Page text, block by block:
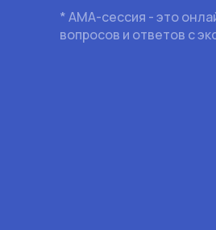
* АМА-сессия - это
вопросов и ответов с